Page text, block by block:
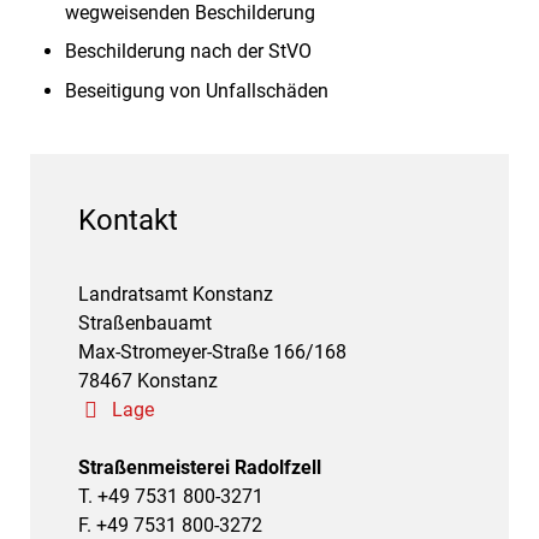
wegweisenden Beschilderung
Beschilderung nach der StVO
Beseitigung von Unfallschäden
Kontakt
Landratsamt Konstanz
Straßenbauamt
Max-Stromeyer-Straße 166/168
78467 Konstanz
Lage
Straßenmeisterei Radolfzell
T. +49 7531 800-3271
F. +49 7531 800-3272